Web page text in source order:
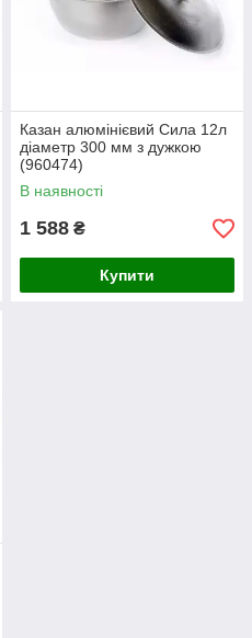
Казан алюмінієвий Сила 12л
діаметр 300 мм з дужкою
(960474)
В наявності
1 588 ₴
Купити